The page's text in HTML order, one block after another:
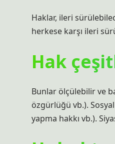
Haklar, ileri
herkese karşı ileri
Hak
Bunlar ölçülebilir ve
özgürlüğü vb.).
yapma hakkı vb.).